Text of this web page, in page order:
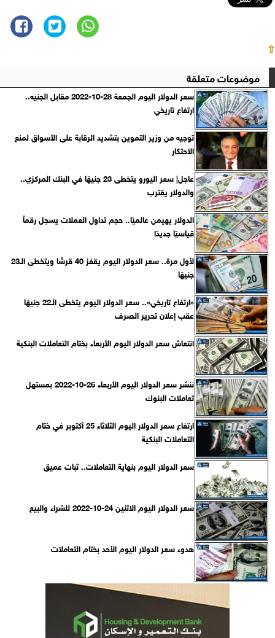
⇧
موضوعات متعلقة
سعر الدولار اليوم الجمعة 28-10-2022 مقابل الجنيه..
ارتفاع تاريخي
توجيه من وزير التموين بتشديد الرقابة على الأسواق لمنع
الاحتكار
عاجل| سعر اليورو يتخطى 23 جنيهًا في البنك المركزي..
والدولار يقترب
الدولار يهيمن عالميًا.. حجم تداول العملات يسجل رقماً
قياسيًا جديدًا
لأول مرة.. سعر الدولار اليوم يقفز 40 قرشًا ويتخطى الـ23
جنيهًا
«ارتفاع تاريخي».. سعر الدولار اليوم يتخطى الـ22 جنيهًا
عقب إعلان تحرير الصرف
انتعاش سعر الدولار اليوم الأربعاء بختام التعاملات البنكية
ننشر سعر الدولار اليوم الأربعاء 26-10-2022 بمستهل
تعاملات البنوك
ارتفاع سعر الدولار اليوم الثلاثاء 25 أكتوبر في ختام
التعاملات البنكية
سعر الدولار اليوم بنهاية التعاملات.. ثبات عميق
سعر الدولار اليوم الاثنين 24-10-2022 للشراء والبيع
هدوء سعر الدولار اليوم الأحد بختام التعاملات